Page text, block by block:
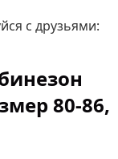
с друзьями:
80-86,